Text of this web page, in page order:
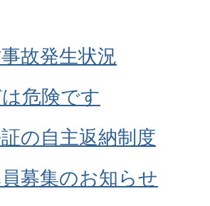
故発生状況
危険です
の自主返納制度
募集のお知らせ